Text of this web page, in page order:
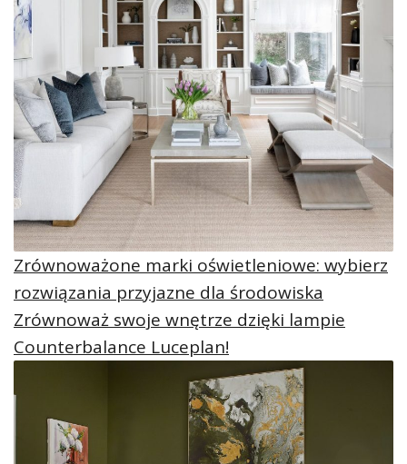
Zrównoważone marki oświetleniowe: wybierz
rozwiązania przyjazne dla środowiska
Zrównoważ swoje wnętrze dzięki lampie
Counterbalance Luceplan!